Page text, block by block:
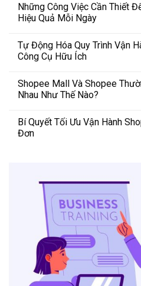
Những Công Việc Cần Thiết
Hiệu Quả Mỗi Ngày
Tự Động Hóa Quy Trình Vận
Công Cụ Hữu Ích
Shopee Mall Và Shopee
Nhau Như Thế Nào?
Bí Quyết Tối Ưu Vận Hành
Đơn